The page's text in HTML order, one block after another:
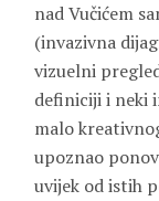
nad Vučićem
(invazivna
vizuelni
definiciji i neki
malo
upoznao
uvijek od istih